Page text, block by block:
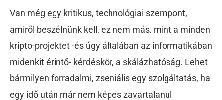
Van még egy kritikus, technológiai szempont,
amiről beszélnünk kell, ez nem más, mint a minden
kripto-projektet -és úgy általában az informatikában
midenkit érintő- kérdéskör, a skálázhatóság. Lehet
bármilyen forradalmi, zseniális egy szolgáltatás, ha
egy idő után már nem képes zavartalanul